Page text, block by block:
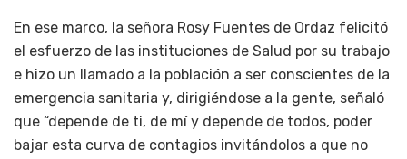
En ese marco, la señora Rosy Fuentes de Ordaz felicitó
el esfuerzo de las instituciones de Salud por su trabajo
e hizo un llamado a la población a ser conscientes de la
emergencia sanitaria y, dirigiéndose a la gente, señaló
que “depende de ti, de mí y depende de todos, poder
bajar esta curva de contagios invitándolos a que no